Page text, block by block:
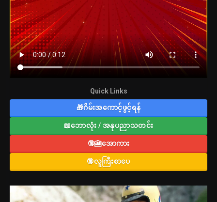
Quick Links
🎁ဂိမ်းအကောင့်ဖွင့်ရန်
📖ဘောလုံး / အနုပညာသတင်း
🔞🎦အောကား
🔞လူကြီးစာပေ